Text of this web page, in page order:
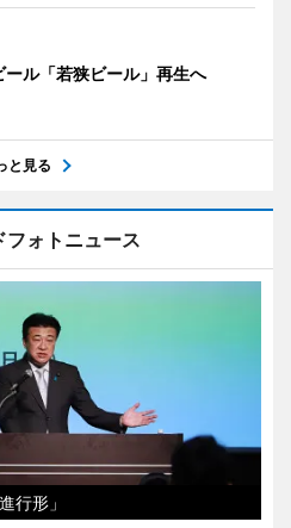
ール「若狭ビール」再生へ
と見る
フォトニュース
行形」